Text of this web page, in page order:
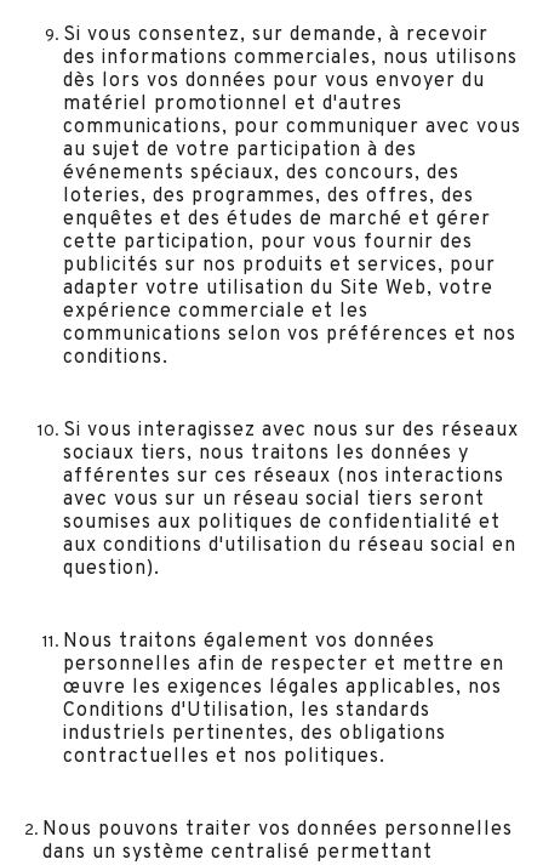
Si vous consentez, sur demande, à recevoir
des informations commerciales, nous utilisons
dès lors vos données pour vous envoyer du
matériel promotionnel et d'autres
communications, pour communiquer avec vous
au sujet de votre participation à des
événements spéciaux, des concours, des
loteries, des programmes, des offres, des
enquêtes et des études de marché et gérer
cette participation, pour vous fournir des
publicités sur nos produits et services, pour
adapter votre utilisation du Site Web, votre
expérience commerciale et les
communications selon vos préférences et nos
conditions.
Si vous interagissez avec nous sur des réseaux
sociaux tiers, nous traitons les données y
afférentes sur ces réseaux (nos interactions
avec vous sur un réseau social tiers seront
soumises aux politiques de confidentialité et
aux conditions d'utilisation du réseau social en
question).
Nous traitons également vos données
personnelles afin de respecter et mettre en
œuvre les exigences légales applicables, nos
Conditions d'Utilisation, les standards
industriels pertinentes, des obligations
contractuelles et nos politiques.
Nous pouvons traiter vos données personnelles
dans un système centralisé permettant